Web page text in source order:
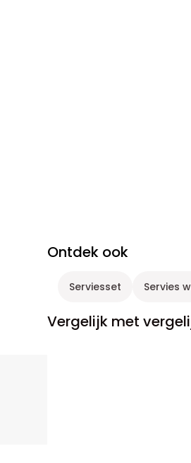
Ontdek ook
Serviesset Servies
Vergelijk met